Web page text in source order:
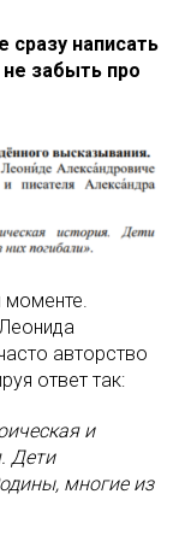
сразу написать
забыть про
моменте.
авторство
ответ так:
и
Дети
многие из